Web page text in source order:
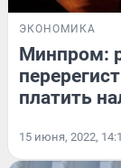
ЭКОНОМИКА
Минпром:
платить
15 июня, 2022,